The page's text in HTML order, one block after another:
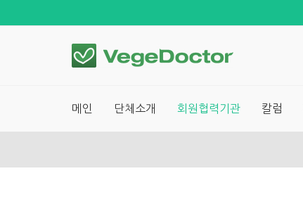
메인 단체소개 회원협력기관 칼럼